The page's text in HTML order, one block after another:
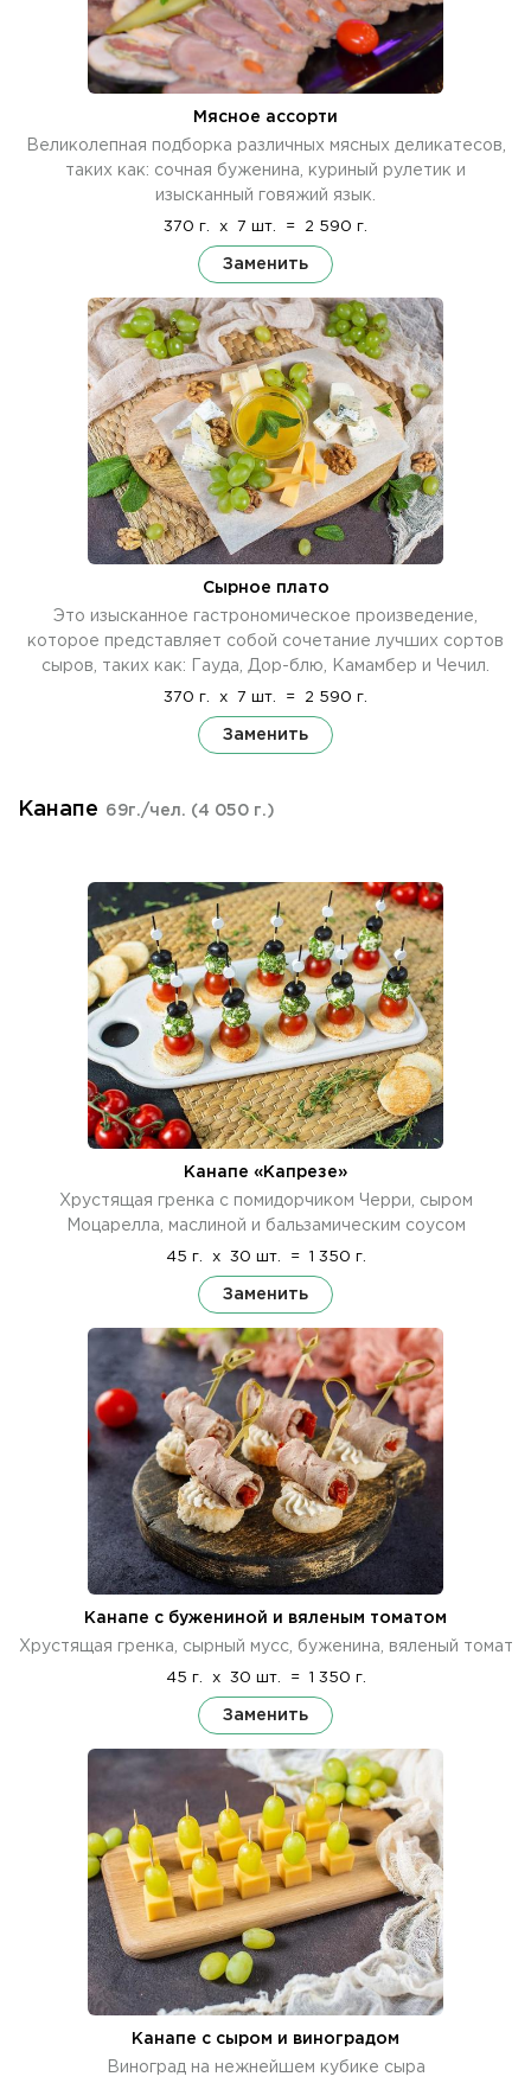
Мясное ассорти
Великолепная подборка различных мясных деликатесов,
таких как: сочная буженина, куриный рулетик и
изысканный говяжий язык.
370 г. x 7 шт. = 2 590 г.
Заменить
Сырное плато
Это изысканное гастрономическое произведение,
которое представляет собой сочетание лучших сортов
сыров, таких как: Гауда, Дор-блю, Камамбер и Чечил.
370 г. x 7 шт. = 2 590 г.
Заменить
Канапе 69г./чел. (4 050 г.)
Канапе «Капрезе»
Хрустящая гренка с помидорчиком Черри, сыром
Моцарелла, маслиной и бальзамическим соусом
45 г. x 30 шт. = 1 350 г.
Заменить
Канапе с бужениной и вяленым томатом
Хрустящая гренка, сырный мусс, буженина, вяленый томат
45 г. x 30 шт. = 1 350 г.
Заменить
Канапе с сыром и виноградом
Виноград на нежнейшем кубике сыра